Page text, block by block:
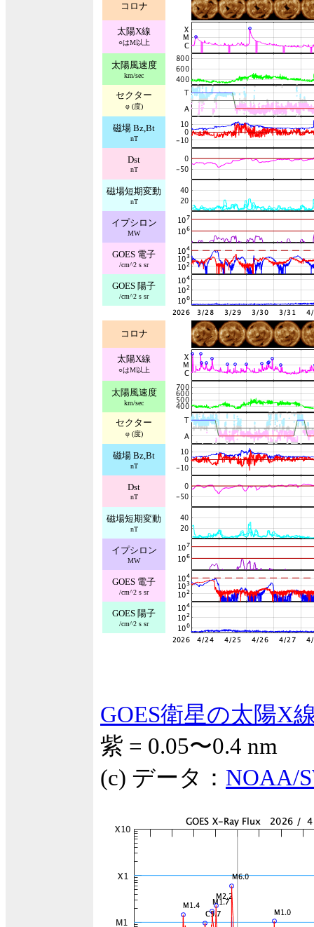
コロナ
太陽X線
○はM以上
太陽風速度
km/sec
セクター
φ (度)
磁場 Bz,Bt
nT
Dst
nT
磁場短期変動
nT
イプシロン
MW
GOES 電子
/cm^2 s sr
GOES 陽子
/cm^2 s sr
コロナ
太陽X線
○はM以上
太陽風速度
km/sec
セクター
φ (度)
磁場 Bz,Bt
nT
Dst
nT
磁場短期変動
nT
イプシロン
MW
GOES 電子
/cm^2 s sr
GOES 陽子
/cm^2 s sr
GOES衛星の太陽X
紫 = 0.05〜0.4 nm
(c) データ： NOAA/